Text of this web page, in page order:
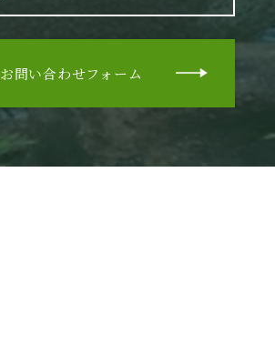
お問い合わせフォーム